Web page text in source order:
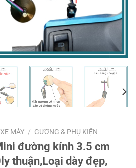
MÁY / GƯƠNG & PHỤ KIỆN
đường kính 3.5 cm
thuận,Loại dày đẹp,